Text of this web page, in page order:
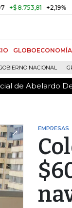
+2,19%
GLOBOECONOMÍA
NACIONAL
de Abelardo
de Abelardo
EMPRESAS